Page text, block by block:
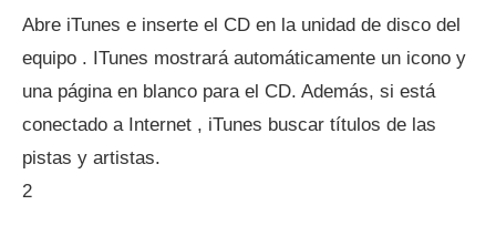
Abre iTunes e inserte el CD en la unidad de disco del
equipo . ITunes mostrará automáticamente un icono y
una página en blanco para el CD. Además, si está
conectado a Internet , iTunes buscar títulos de las
pistas y artistas.
2